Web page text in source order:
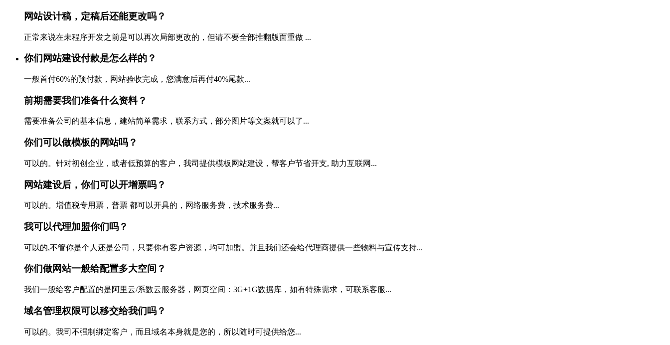
网站设计稿，定稿后还能更改吗？
正常来说在未程序开发之前是可以再次局部更改的，但请不要全部推翻版面重做 ...
你们网站建设付款是怎么样的？
一般首付60%的预付款，网站验收完成，您满意后再付40%尾款...
前期需要我们准备什么资料？
需要准备公司的基本信息，建站简单需求，联系方式，部分图片等文案就可以了...
你们可以做模板的网站吗？
可以的。针对初创企业，或者低预算的客户，我司提供模板网站建设，帮客户节省开支, 助力互联网...
网站建设后，你们可以开增票吗？
可以的。增值税专用票，普票 都可以开具的，网络服务费，技术服务费...
我可以代理加盟你们吗？
可以的,不管你是个人还是公司，只要你有客户资源，均可加盟。并且我们还会给代理商提供一些物料与宣传支持...
你们做网站一般给配置多大空间？
我们一般给客户配置的是阿里云/系数云服务器，网页空间：3G+1G数据库，如有特殊需求，可联系客服...
域名管理权限可以移交给我们吗？
可以的。我司不强制绑定客户，而且域名本身就是您的，所以随时可提供给您...